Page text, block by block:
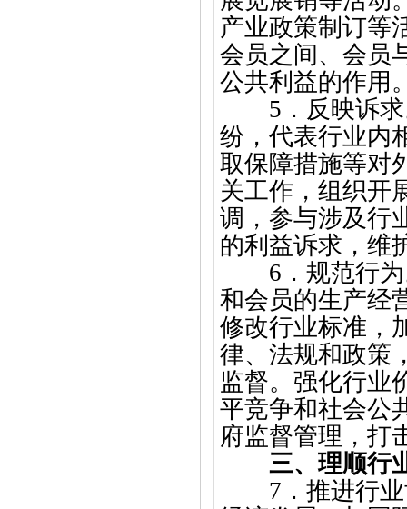
产业政策制订等
会员之间、会员
公共利益的作用
5．反映诉
纷，代表行业内
取保障措施等对
关工作，组织开
调，参与涉及行
的利益诉求，维
6．规范行
和会员的生产经
修改行业标准，
律、法规和政策
监督。强化行业
平竞争和社会公
府监督管理，打
三、理顺行
7．推进行